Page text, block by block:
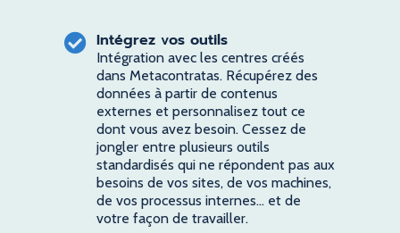
Intégrez vos outils
Intégration avec les centres créés
dans Metacontratas. Récupérez des
données à partir de contenus
externes et personnalisez tout ce
dont vous avez besoin. Cessez de
jongler entre plusieurs outils
standardisés qui ne répondent pas aux
besoins de vos sites, de vos machines,
de vos processus internes... et de
votre façon de travailler.